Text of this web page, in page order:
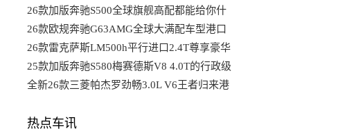
驱系统
26款加版奔驰S500全球旗舰高配都能给你什
么体验欢迎试乘试驾
26款欧规奔驰G63AMG全球大满配车型港口
爆款价格
26款雷克萨斯LM500h平行进口2.4T尊享豪华
MPV
25款加版奔驰S580梅赛德斯V8 4.0T的行政级
座驾
全新26款三菱帕杰罗劲畅3.0L V6王者归来港
热点车讯